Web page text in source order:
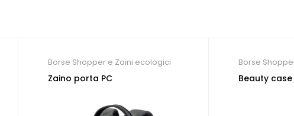
Borse Shopper e Zaini ecologici
Zaino porta PC
Borse
Beauty case